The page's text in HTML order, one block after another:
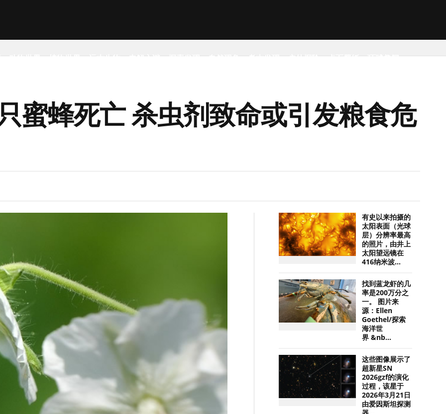
动物世界 植物世界 远古生物 未解之谜 探索发现 自然现象 考古发现 户外探险 桌面壁纸 环球趣闻
蜜蜂死亡 杀虫剂致命或引发粮食危
有史以来拍摄的
太阳表面（光球
层）分辨率最高
的照片，由井上
太阳望远镜在
416纳米波...
找到蓝龙虾的几
率是200万分之
一。 图片来
源：Ellen
Goethel/探索
海洋世
界 &nb...
这些图像展示了
超新星SN
2026gzf的演化
过程，该星于
2026年3月21日
由爱因斯坦探测